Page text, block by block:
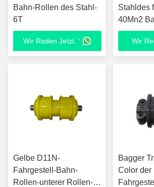
Bahn-Rollen des Stahl-
6T
Wir Reden Jetzt. '
Stahldes
40Mn2
Partss
XE950
Wir
Gelbe D11N-
Fahrgestell-Bahn-
Rollen-unterer Rollen-
Bagger
Color der